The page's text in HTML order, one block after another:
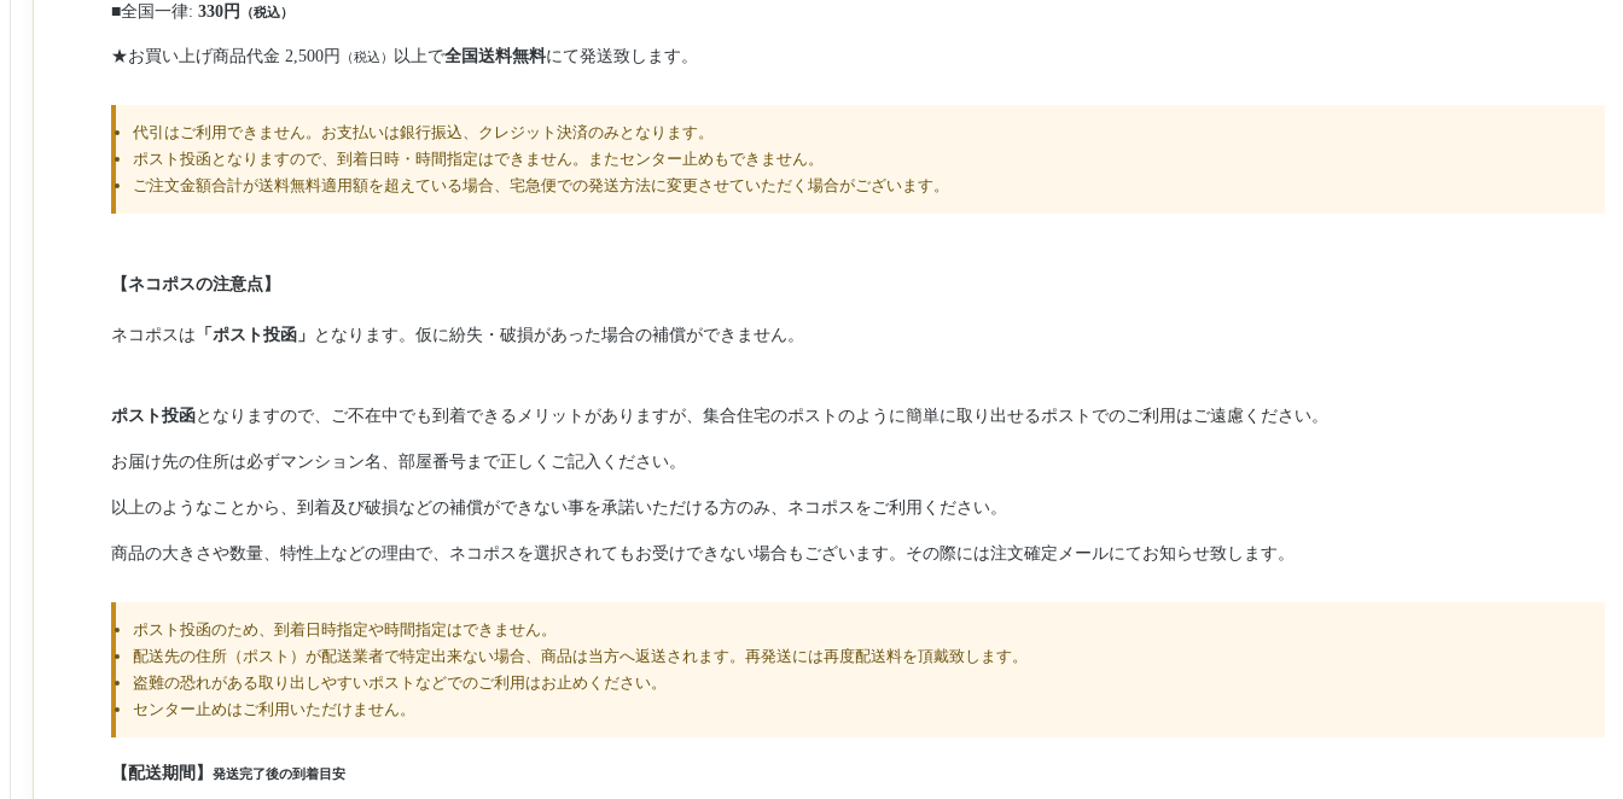
■全国一律: 330円 （税込）
★お買い上げ商品代金 2,500円 （税込） 以上で全国送料無料にて発送致します。
代引はご利用できません。お支払いは銀行振込、クレジット決済のみとなります。
ポスト投函となりますので、到着日時・時間指定はできません。またセンター止めもできません。
ご注文金額合計が送料無料適用額を超えている場合、宅急便での発送方法に変更させていただく場合がございます。
【ネコポスの注意点】
ネコポスは 「ポスト投函」 となります。仮に紛失・破損があった場合の補償ができません。
ポスト投函となりますので、ご不在中でも到着できるメリットがありますが、集合住宅のポストのように簡単に取り出せるポストでのご利用はご遠慮ください。
お届け先の住所は必ずマンション名、部屋番号まで正しくご記入ください。
以上のようなことから、到着及び破損などの補償ができない事を承諾いただける方のみ、ネコポスをご利用ください。
商品の大きさや数量、特性上などの理由で、ネコポスを選択されてもお受けできない場合もございます。その際には注文確定メールにてお知らせ致します。
ポスト投函のため、到着日時指定や時間指定はできません。
配送先の住所（ポスト）が配送業者で特定出来ない場合、商品は当方へ返送されます。再発送には再度配送料を頂戴致します。
盗難の恐れがある取り出しやすいポストなどでのご利用はお止めください。
センター止めはご利用いただけません。
【配送期間】 発送完了後の到着目安